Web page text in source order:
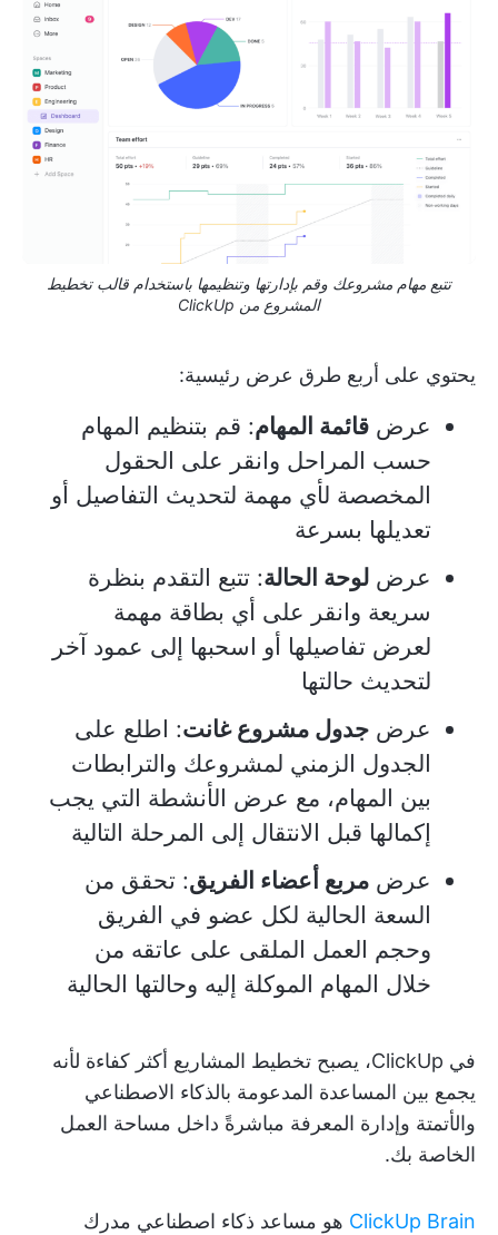
تتبع مهام مشروعك وقم بإدارتها وتنظيمها باستخدام قالب تخطيط
المشروع من ClickUp
يحتوي على أربع طرق عرض رئيسية:
عرض قائمة المهام: قم بتنظيم المهام
حسب المراحل وانقر على الحقول
المخصصة لأي مهمة لتحديث التفاصيل أو
تعديلها بسرعة
عرض لوحة الحالة: تتبع التقدم بنظرة
سريعة وانقر على أي بطاقة مهمة
لعرض تفاصيلها أو اسحبها إلى عمود آخر
لتحديث حالتها
عرض جدول مشروع غانت: اطلع على
الجدول الزمني لمشروعك والترابطات
بين المهام، مع عرض الأنشطة التي يجب
إكمالها قبل الانتقال إلى المرحلة التالية
عرض مربع أعضاء الفريق: تحقق من
السعة الحالية لكل عضو في الفريق
وحجم العمل الملقى على عاتقه من
خلال المهام الموكلة إليه وحالتها الحالية
في ClickUp، يصبح تخطيط المشاريع أكثر كفاءة لأنه
يجمع بين المساعدة المدعومة بالذكاء الاصطناعي
والأتمتة وإدارة المعرفة مباشرةً داخل مساحة العمل
الخاصة بك.
ClickUp Brain هو مساعد ذكاء اصطناعي مدرك